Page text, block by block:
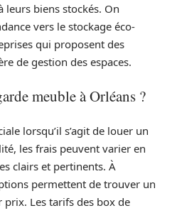
leurs biens stockés. On
vers le stockage éco-
qui proposent des
de gestion des espaces.
meuble à Orléans ?
lorsqu’il s’agit de louer un
les frais peuvent varier en
clairs et pertinents. À
permettent de trouver un
prix. Les tarifs des box de